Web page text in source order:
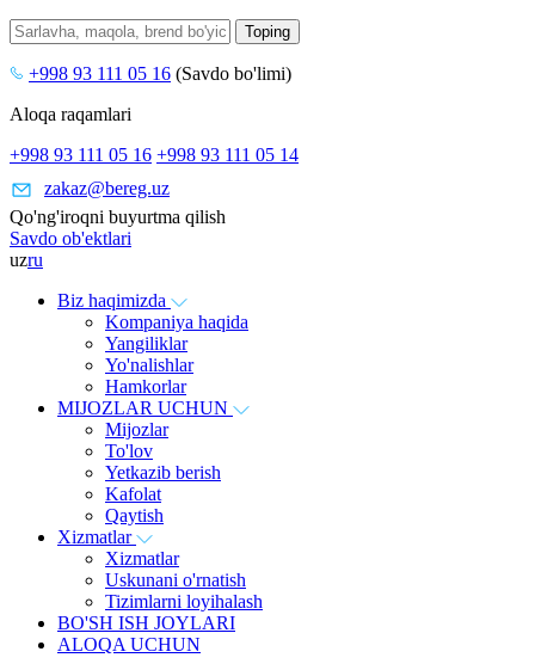
+998 93 111 05 16 (Savdo bo'limi)
Aloqa raqamlari
+998 93 111 05 16 +998 93 111 05 14
zakaz@bereg.uz
Qo'ng'iroqni buyurtma qilish
Savdo ob'ektlari
uzru
Biz haqimizda
Kompaniya haqida
Yangiliklar
Yo'nalishlar
Hamkorlar
MIJOZLAR UCHUN
Mijozlar
To'lov
Yetkazib berish
Kafolat
Qaytish
Xizmatlar
Xizmatlar
Uskunani o'rnatish
Tizimlarni loyihalash
BO'SH ISH JOYLARI
ALOQA UCHUN